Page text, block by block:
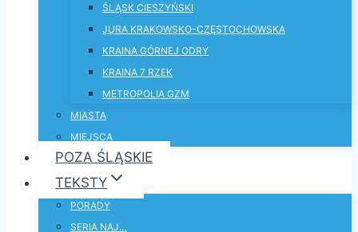
ŚLĄSK CIESZYŃSKI
JURA KRAKOWSKO-CZĘSTOCHOWSKA
KRAINA GÓRNEJ ODRY
KRAINA 7 RZEK
METROPOLIA GZM
MIASTA
MIEJSCA
POZA ŚLĄSKIE
TEKSTY
PORADY
SERIA NAJ…